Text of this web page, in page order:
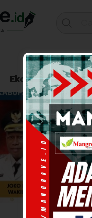
Ekonomi & Bisnis